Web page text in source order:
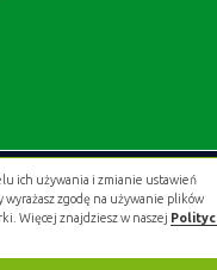
ich używania i zmianie ustawień
wyrażasz zgodę na używanie plików
Więcej znajdziesz w naszej
digital